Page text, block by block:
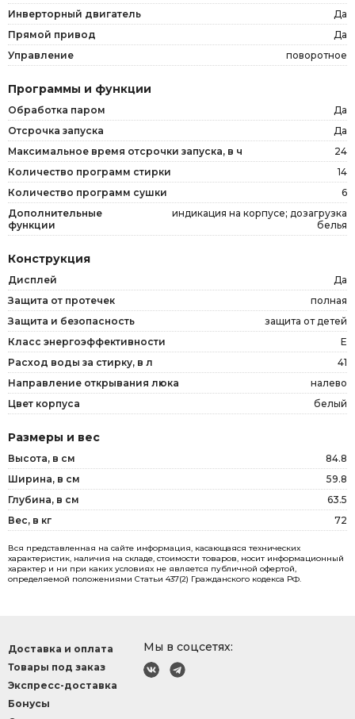
Инверторный двигатель
Да
Прямой привод
Да
Управление
поворотное
Программы и функции
Обработка паром
Да
Отсрочка запуска
Да
Максимальное время отсрочки запуска, в ч
24
Количество программ стирки
14
Количество программ сушки
6
Дополнительные
функции
индикация на корпусе; дозагрузка
белья
Конструкция
Дисплей
Да
Защита от протечек
полная
Защита и безопасность
защита от детей
Класс энергоэффективности
E
Расход воды за стирку, в л
41
Направление открывания люка
налево
Цвет корпуса
белый
Размеры и вес
Высота, в см
84.8
Ширина, в см
59.8
Глубина, в см
63.5
Вес, в кг
72
Вся представленная на сайте информация, касающаяся технических
характеристик, наличия на складе, стоимости товаров, носит информационный
характер и ни при каких условиях не является публичной офертой,
определяемой положениями Статьи 437(2) Гражданского кодекса РФ.
Мы в соцсетях:
Доставка и оплата
Товары под заказ
Экспресс-доставка
Бонусы